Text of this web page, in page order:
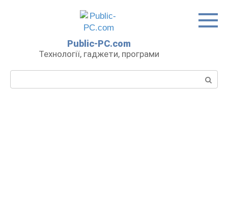
Public-PC.com
Технології, гаджети, програми